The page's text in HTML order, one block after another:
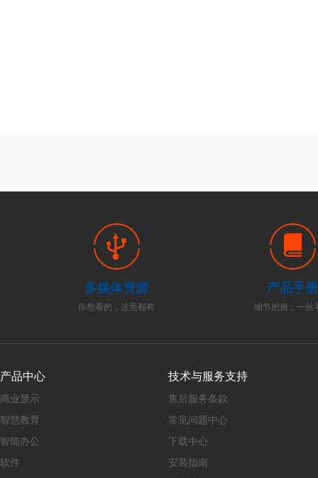
多媒体资源
你想看的，这里都有
产品手册
细节把握，一丝
产品中心
商业显示
智慧教育
智能办公
软件
技术与服务支持
售后服务条款
常见问题中心
下载中心
安装指南